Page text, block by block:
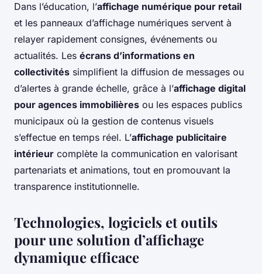
Dans l’éducation, l’affichage numérique pour retail
et les panneaux d’affichage numériques servent à
relayer rapidement consignes, événements ou
actualités. Les écrans d’informations en
collectivités simplifient la diffusion de messages ou
d’alertes à grande échelle, grâce à l’affichage digital
pour agences immobilières ou les espaces publics
municipaux où la gestion de contenus visuels
s’effectue en temps réel. L’affichage publicitaire
intérieur complète la communication en valorisant
partenariats et animations, tout en promouvant la
transparence institutionnelle.
Technologies, logiciels et outils
pour une solution d’affichage
dynamique efficace